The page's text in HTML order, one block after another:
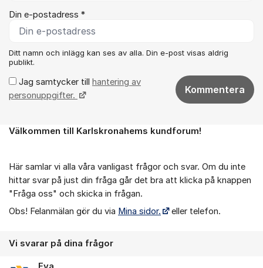
Din e-postadress *
Ditt namn och inlägg kan ses av alla. Din e-post visas aldrig
publikt.
Jag samtycker till hantering av
personuppgifter.
Kommentera
Om forumet
Välkommen till Karlskronahems kundforum!
Här samlar vi alla våra vanligast frågor och svar. Om du inte
hittar svar på just din fråga går det bra att klicka på knappen
"Fråga oss" och skicka in frågan.
Obs! Felanmälan gör du via Mina sidor. eller telefon.
Vi svarar på dina frågor